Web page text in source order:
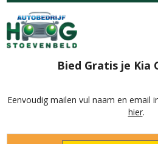
Bied Gratis je Kia
Eenvoudig mailen vul naam en email
hier.